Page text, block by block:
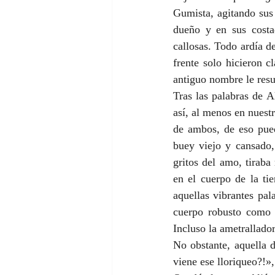
Gumista, agitando
dueño y en sus
callosas. Todo ardía
frente solo hicieron
antiguo nombre le
Tras las palabras de
así, al menos en
de ambos, de eso
buey viejo y
gritos del amo, tiraba
en el cuerpo de la
aquellas vibrantes
cuerpo robusto como
Incluso la
No obstante, aquella
viene ese lloriqueo?!»,